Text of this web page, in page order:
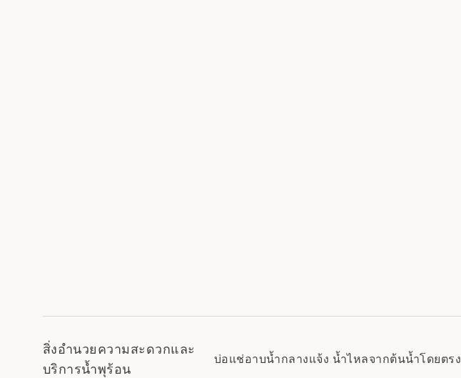
สิ่งอำนวยความสะดวกและ
บริการน้ำพุร้อน
บ่อแช่อาบน้ำกลางแจ้ง น้ำไหลจากต้นน้ำโดยตรง